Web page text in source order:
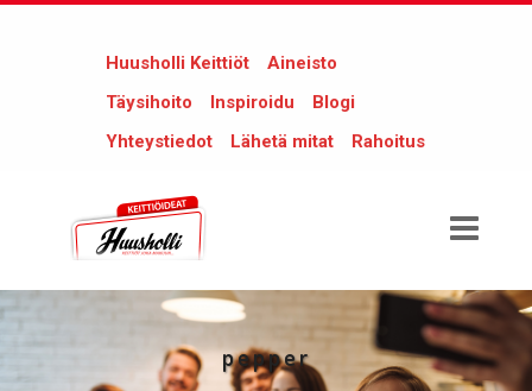
Huusholli Keittiöt
Aineisto
Täysihoito
Inspiroidu
Blogi
Yhteystiedot
Lähetä mitat Rahoitus
pepper